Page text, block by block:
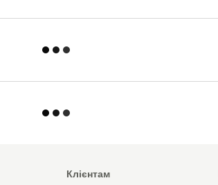
Клієнтам